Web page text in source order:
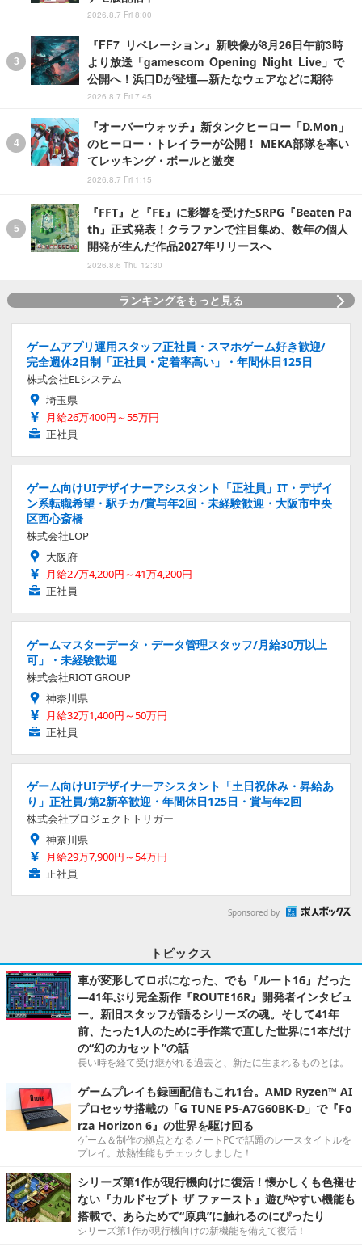
2026.8.7 Fri 8:00
『FF7 リベレーション』新映像が8月26日午前3時
より放送「gamescom Opening Night Live」で
公開へ！浜口Dが登壇―新たなウェアなどに期待
2026.8.7 Fri 7:45
『オーバーウォッチ』新タンクヒーロー「D.Mon」
のヒーロー・トレイラーが公開！ MEKA部隊を率い
てレッキング・ボールと激突
2026.8.7 Fri 1:15
『FFT』と『FE』に影響を受けたSRPG『Beaten Pa
th』正式発表！クラファンで注目集め、数年の個人
開発が生んだ作品2027年リリースへ
2026.8.6 Thu 12:30
ランキングをもっと見る
ゲームアプリ運用スタッフ正社員・スマホゲーム好き歓迎/
完全週休2日制「正社員・定着率高い」・年間休日125日
株式会社ELシステム
埼玉県
月給26万400円～55万円
正社員
ゲーム向けUIデザイナーアシスタント「正社員」IT・デザイ
ン系転職希望・駅チカ/賞与年2回・未経験歓迎・大阪市中央
区西心斎橋
株式会社LOP
大阪府
月給27万4,200円～41万4,200円
正社員
ゲームマスターデータ・データ管理スタッフ/月給30万以上
可」・未経験歓迎
株式会社RIOT GROUP
神奈川県
月給32万1,400円～50万円
正社員
ゲーム向けUIデザイナーアシスタント「土日祝休み・昇給あ
り」正社員/第2新卒歓迎・年間休日125日・賞与年2回
株式会社プロジェクトトリガー
神奈川県
月給29万7,900円～54万円
正社員
Sponsored by
トピックス
車が変形してロボになった、でも『ルート16』だった
―41年ぶり完全新作『ROUTE16R』開発者インタビュ
ー。新旧スタッフが語るシリーズの魂。そして41年
前、たった1人のために手作業で直した世界に1本だけ
の“幻のカセット”の話
長い時を経て受け継がれる過去と、新たに生まれるものとは。
ゲームプレイも録画配信もこれ1台。AMD Ryzen™ AI
プロセッサ搭載の「G TUNE P5-A7G60BK-D」で『Fo
rza Horizon 6』の世界を駆け回る
ゲーム＆制作の拠点となるノートPCで話題のレースタイトルを
プレイ。放熱性能もチェックしました！
シリーズ第1作が現行機向けに復活！懐かしくも色褪せ
ない『カルドセプト ザ ファースト』遊びやすい機能も
搭載で、あらためて“原典”に触れるのにぴったり
シリーズ第1作が現行機向けの新機能を備えて復活！